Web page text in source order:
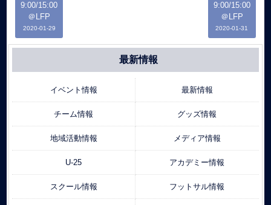
9:00/15:00
＠LFP
2020-01-29
9:00/15:00
＠LFP
2020-01-31
最新情報
イベント情報 最新情報
チーム情報 グッズ情報
地域活動情報 メディア情報
U-25 アカデミー情報
スクール情報 フットサル情報